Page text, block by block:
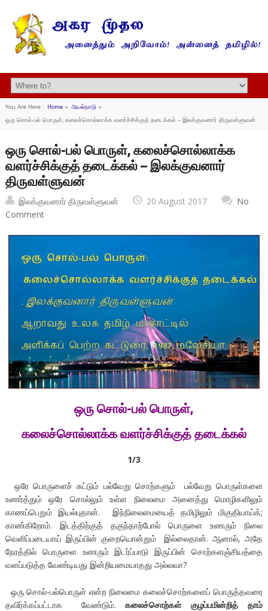
You Are Here : Home» அயல்நாடு»
ஒரு சொல்-பல் பொருள், கலைச்சொல்லாக்க வளர்ச்சிக்குத் தடைக்கல் – இலக்குவனார் திருவள்ளுவன்
ஒரு சொல்-பல் பொருள், கலைச்சொல்லாக்க
வளர்ச்சிக்குத் தடைக்கல் – இலக்குவனார்
திருவள்ளுவன்
இலக்குவனார் திருவள்ளுவன் 20 August 2017
No
Comment
ஒரு சொல்-பல் பொருள்,
கலைச்சொல்லாக்க வளர்ச்சிக்குத் தடைக்கல்
1/3
ஒரே பொருளைச் சுட்டும் பல்வேறு சொற்களும் பல்வேறு பொருள்களை
உணர்த்தும் ஒரே சொல்லும் உள்ள நிலைமை அனைத்து மொழிகளிலும்
காணப்பெறும் இயல்புதான். இந்நிலைமையைத் தமிழிலும் மிகுதியாய்க்;
காண்கிறோம். இடத்திற்குத் தகுந்தாற்போல் பொருளை உணரும் நிலை
வெளிப்படையாய் இருப்பின் குறையொன்றும் இல்லைதான். ஆனால், அதே
நேரத்தில் பொருளை உணரும் இடர்ப்பாடு இருப்பின் சொற்களஞ்சியத்தை
வளப்படுத்த வேண்டியது இன்றியமையாதது அல்லவா?
ஒரு சொல்-பல்பொருள் என்ற நிலைமை கலைச்சொற்களைப் பொருத்தவரை
தவிர்க்கப்பட்டாக வேண்டும்.கலைச்சொற்கள் குழப்பமின்றித் தாம்